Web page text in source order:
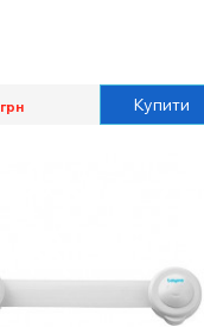
грн Купити